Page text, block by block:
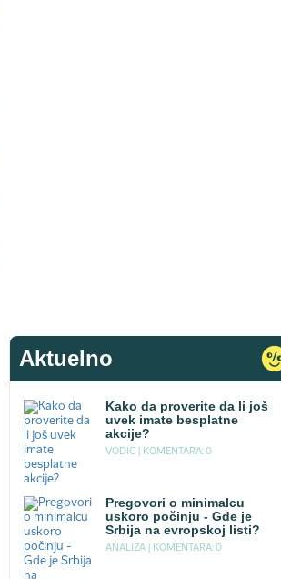
Aktuelno
Kako da proverite da li još
uvek imate besplatne
akcije?
VODIC | KOMENTARA: 0
Pregovori o minimalcu
uskoro počinju - Gde je
Srbija na evropskoj listi?
ANALIZA | KOMENTARA: 0